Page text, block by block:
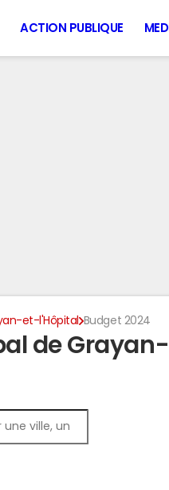
ACTION PUBLIQUE
et-l'Hôpital Budget 2024
de